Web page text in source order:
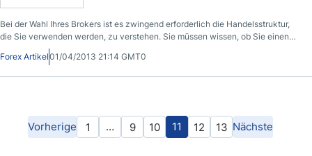
Bei der Wahl Ihres Brokers ist es zwingend erforderlich die Handelsstruktur,
die Sie verwenden werden, zu verstehen. Sie müssen wissen, ob Sie einen
Dealing Desk Forex Broker verwenden oder nicht.
Forex Artikel01/04/2013 21:14 GMT0
Vorherige 1 … 9 10 11 12 13 Nächste